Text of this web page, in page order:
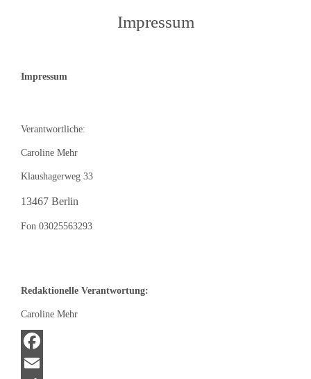
Impressum
Impressum
Verantwortliche:
Caroline Mehr
Klaushagerweg 33
13467 Berlin
Fon 03025563293
Redaktionelle Verantwortung:
Caroline Mehr
Facebook